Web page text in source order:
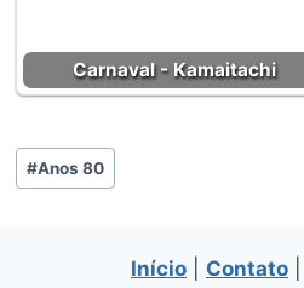
Carnaval - Kamaitachi
Tags
do
#Anos 80
Início Contato